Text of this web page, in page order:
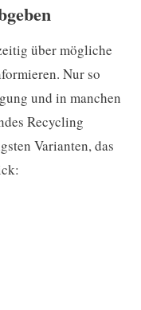
über mögliche
Nur so
und in manchen
Recycling
Varianten, das